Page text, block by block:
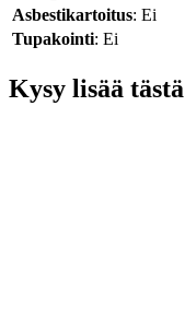
Asbestikartoitus: Ei
Tupakointi: Ei
Kysy lisää